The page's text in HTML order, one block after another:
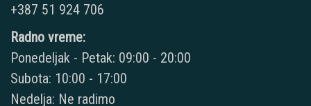
+387 51 924 706
Radno vreme:
Ponedeljak - Petak: 09:00 - 20:00
Subota: 10:00 - 17:00
Nedelja: Ne radimo